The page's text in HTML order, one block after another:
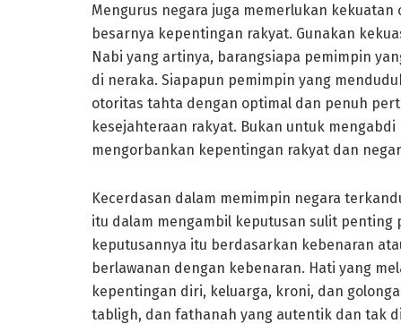
Mengurus negara juga memerlukan
besarnya kepentingan rakyat. Gunakan
Nabi yang artinya, barangsiapa pemimpin
di neraka. Siapapun pemimpin yang
otoritas tahta dengan optimal dan penuh
kesejahteraan rakyat. Bukan untuk
mengorbankan kepentingan rakyat dan
Kecerdasan dalam memimpin negara
itu dalam mengambil keputusan sulit
keputusannya itu berdasarkan kebenaran
berlawanan dengan kebenaran. Hati yang
kepentingan diri, keluarga, kroni, dan
tabligh, dan fathanah yang autentik dan tak